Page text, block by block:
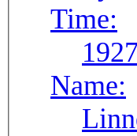
Time:
1927
Name: